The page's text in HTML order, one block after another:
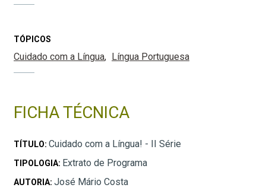
TÓPICOS
Cuidado com a Língua Língua Portuguesa
FICHA TÉCNICA
TÍTULO: Cuidado com a Língua! - II Série
TIPOLOGIA: Extrato de Programa
AUTORIA: José Mário Costa